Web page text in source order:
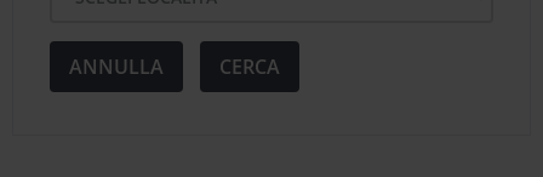
ANNULLA CERCA